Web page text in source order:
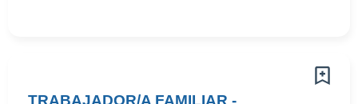
TRABAJADOR/A FAMILIAR -